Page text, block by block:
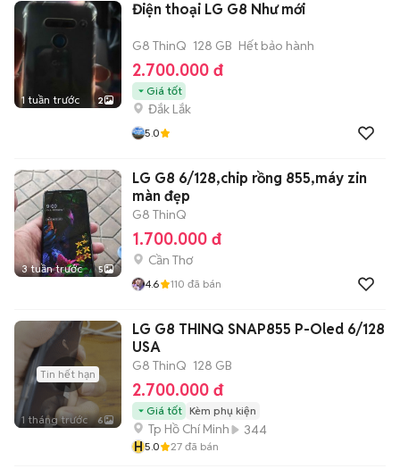
1 tuần trước 2
Điện thoại LG G8 Như mới
G8 ThinQ 128 GB Hết bảo hành
2.700.000 đ
Giá tốt
Đắk Lắk
5.0
3 tuần trước 5
LG G8 6/128,chip rồng 855,máy zin
màn đẹp
G8 ThinQ
1.700.000 đ
Cần Thơ
4.6 110 đã bán
Tin hết hạn
1 tháng trước 6
LG G8 THINQ SNAP855 P-Oled 6/128
USA
G8 ThinQ 128 GB
2.700.000 đ
Giá tốt Kèm phụ kiện
Tp Hồ Chí Minh
344
H5.0 27 đã bán